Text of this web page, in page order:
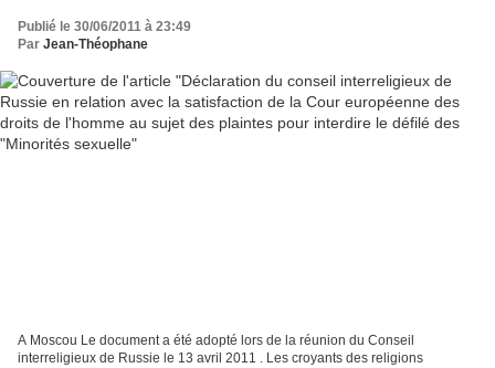
plaintes pour interdire le défilé des "Minorités
sexuelle
Publié le 30/06/2011 à 23:49
Par Jean-Théophane
A Moscou Le document a été adopté lors de la réunion du Conseil
interreligieux de Russie le 13 avril 2011 . Les croyants des religions